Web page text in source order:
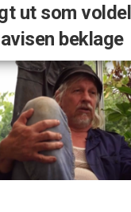
ut som
beklage